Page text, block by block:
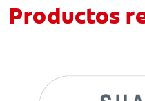
Productos